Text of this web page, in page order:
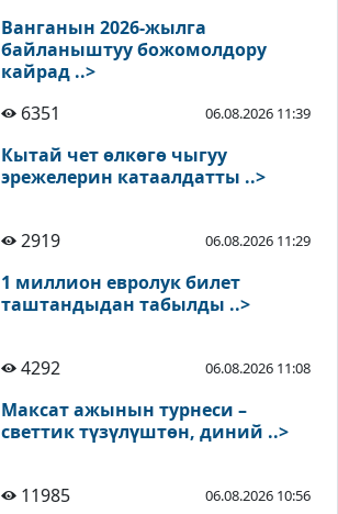
Ванганын 2026-жылга
байланыштуу божомолдору
кайрад ..>
6351
06.08.2026 11:39
Кытай чет өлкөгө чыгуу
эрежелерин катаалдатты ..>
2919 06.08.2026 11:29
1 миллион евролук билет
таштандыдан табылды ..>
4292 06.08.2026 11:08
Максат ажынын турнеси –
светтик түзүлүштөн, диний ..>
11985 06.08.2026 10:56